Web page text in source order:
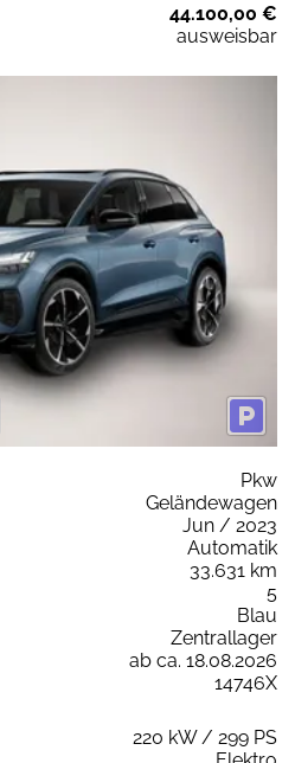
44.100,00 €
ausweisbar
Pkw
Geländewagen
Jun / 2023
Automatik
33.631 km
5
Blau
Zentrallager
ab ca. 18.08.2026
14746X
220 kW / 299 PS